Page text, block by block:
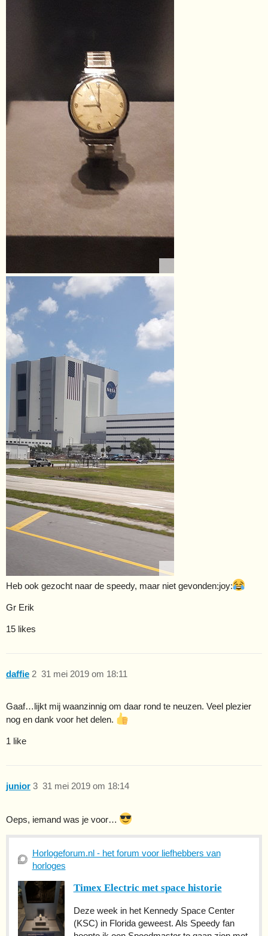
Heb ook gezocht naar de speedy, maar niet gevonden​:joy:
Gr Erik
15 likes
daffie 31 mei 2019 om 18:11
2
Gaaf…lijkt mij waanzinnig om daar rond te neuzen. Veel plezier
nog en dank voor het delen.
1 like
junior 31 mei 2019 om 18:14
3
Oeps, iemand was je voor…
Horlogeforum.nl - het forum voor liefhebbers van
horloges
Timex Electric met space historie
Deze week in het Kennedy Space Center
(KSC) in Florida geweest. Als Speedy fan